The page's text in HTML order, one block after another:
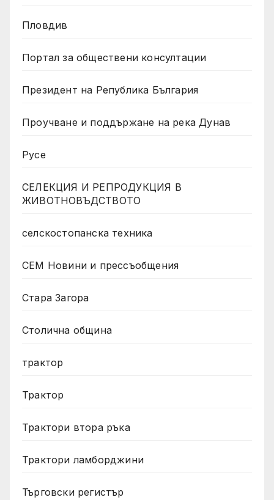
Пловдив
Портал за обществени консултации
Президент на Република България
Проучване и поддържане на река Дунав
Русе
СЕЛЕКЦИЯ И РЕПРОДУКЦИЯ В
ЖИВОТНОВЪДСТВОТО
селскостопанска техника
СЕМ Новини и прессъобщения
Стара Загора
Столична община
трактор
Трактор
Трактори втора ръка
Трактори ламборджини
Търговски регистър